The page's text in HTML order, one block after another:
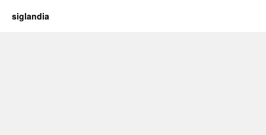
siglandia